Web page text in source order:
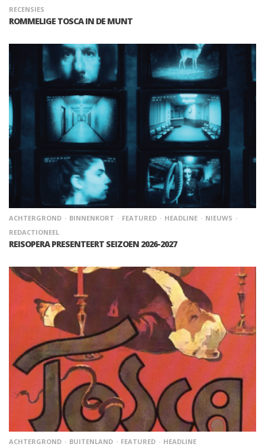
RECENSIES
ROMMELIGE TOSCA IN DE MUNT
ACHTERGROND BINNENKORT FEATURED HEADLINE
NIEUWS
REDACTIONEEL
REISOPERA PRESENTEERT SEIZOEN 2026-2027
ACHTERGROND BUITENLAND FEATURED HEADLINE